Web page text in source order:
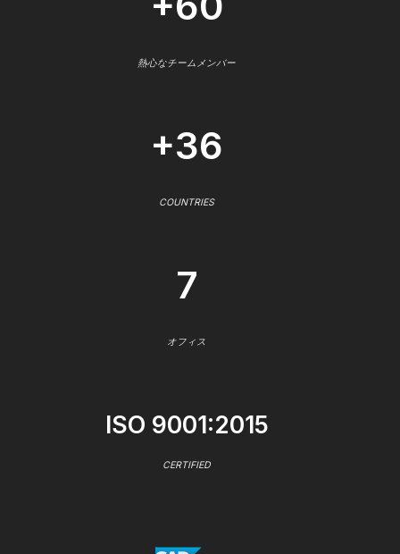
熱心なチームメンバー
+36
COUNTRIES
7
オフィス
ISO 9001:2015
CERTIFIED